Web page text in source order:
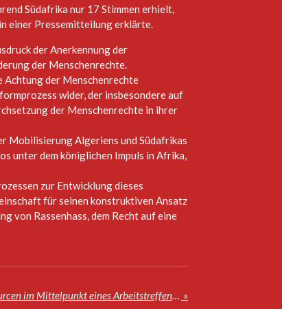
Südafrika nur 17 Stimmen erhielt,
einer Pressemitteilung erklärte.
der Anerkennung der
der Menschenrechte.
Achtung der Menschenrechte
wider, der insbesondere auf
der Menschenrechte in ihrer
Mobilisierung Algeriens und Südafrikas
unter dem königlichen Impuls in Afrika,
zur Entwicklung dieses
für seinen konstruktiven Ansatz
von Rassenhass, dem Recht auf eine
Die Problematik der Wasserressourcen im Mittelpunkt eines Arbeitstreffens unter dem Vorsitz von König Mohammed VI. »